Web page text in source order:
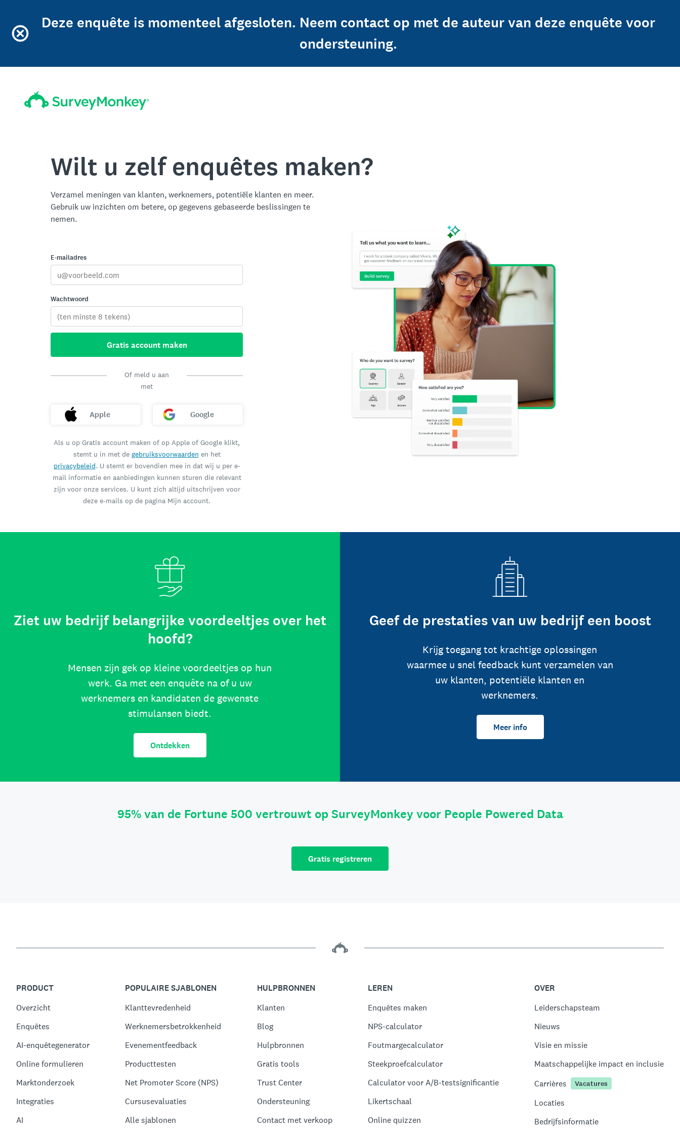
Deze enquête is momenteel afgesloten. Neem contact op met de auteur van deze enquête voor
ondersteuning.
Wilt u zelf enquêtes maken?
Verzamel meningen van klanten, werknemers, potentiële klanten en meer.
Gebruik uw inzichten om betere, op gegevens gebaseerde beslissingen te
nemen.
E-mailadres
Wachtwoord
Gratis account maken
Of meld u aan
met
Apple Google
Als u op Gratis account maken of op Apple of Google klikt,
stemt u in met de gebruiksvoorwaarden en het
privacybeleid. U stemt er bovendien mee in dat wij u per e-
mail informatie en aanbiedingen kunnen sturen die relevant
zijn voor onze services. U kunt zich altijd uitschrijven voor
deze e-mails op de pagina Mijn account.
Ziet uw bedrijf belangrijke voordeeltjes over het
hoofd?
Mensen zijn gek op kleine voordeeltjes op hun
werk. Ga met een enquête na of u uw
werknemers en kandidaten de gewenste
stimulansen biedt.
Ontdekken
Geef de prestaties van uw bedrijf een boost
Krijg toegang tot krachtige oplossingen
waarmee u snel feedback kunt verzamelen van
uw klanten, potentiële klanten en
werknemers.
Meer info
95% van de Fortune 500 vertrouwt op SurveyMonkey voor People Powered Data
Gratis registreren
PRODUCT
Overzicht
Enquêtes
AI-enquêtegenerator
Online formulieren
Marktonderzoek
Integraties
AI
POPULAIRE SJABLONEN
Klanttevredenheid
Werknemersbetrokkenheid
Evenementfeedback
Producttesten
Net Promoter Score (NPS)
Cursusevaluaties
Alle sjablonen
HULPBRONNEN
Klanten
Blog
Hulpbronnen
Gratis tools
Trust Center
Ondersteuning
Contact met verkoop
LEREN
Enquêtes maken
NPS-calculator
Foutmargecalculator
Steekproefcalculator
Calculator voor A/B-testsignificantie
Likertschaal
Online quizzen
OVER
Leiderschapsteam
Nieuws
Visie en missie
Maatschappelijke impact en inclusie
Carrières
Vacatures
Locaties
Bedrijfsinformatie